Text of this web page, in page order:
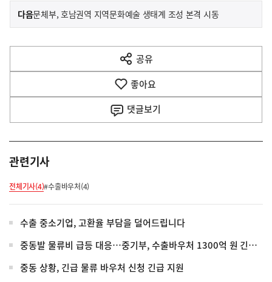
이
전
다
음
다음기
사
문체부, 호남권역 지역문화예술 생태계 조성 본격 시동
공유
열
기
좋아요
댓글보기
관련기사
전체기사(4)#수출바우처(4)
수출 중소기업, 고환율 부담을 덜어드립니다
중동발 물류비 급등 대응…중기부, 수출바우처 1300억 원 긴급 투입
중동 상황, 긴급 물류 바우처 신청 긴급 지원